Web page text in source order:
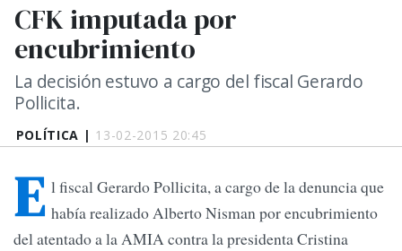
POLÍTICA | 13-02-2015 20:45
CFK imputada por
encubrimiento
La decisión estuvo a cargo del fiscal Gerardo
Pollicita.
E l fiscal Gerardo Pollicita, a cargo de la denuncia que
había realizado Alberto Nisman por encubrimiento
del atentado a la AMIA contra la presidenta Cristina